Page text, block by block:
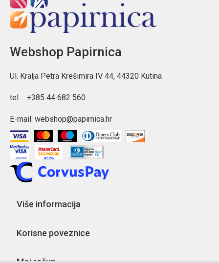
Webshop Papirnica
Ul. Kralja Petra Krešimira IV 44, 44320 Kutina
tel. +385 44 682 560
E-mail: webshop@papirnica.hr
Više informacija
Korisne poveznice